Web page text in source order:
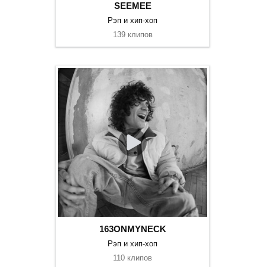
SEEMEE
Рэп и хип-хоп
139 клипов
163ONMYNECK
Рэп и хип-хоп
110 клипов